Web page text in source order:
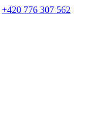
+420 776 307 562